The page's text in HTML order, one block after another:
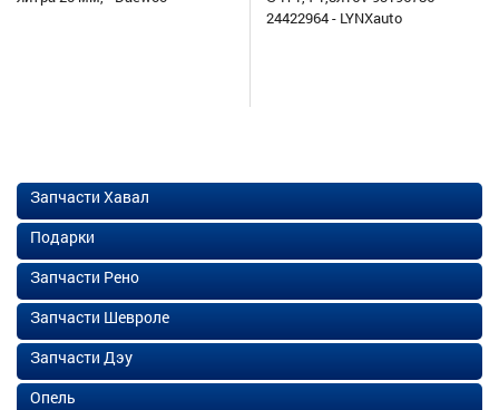
24422964 - LYNXauto
Запчасти Хавал
Подарки
Запчасти Рено
Запчасти Шевроле
Запчасти Дэу
Опель